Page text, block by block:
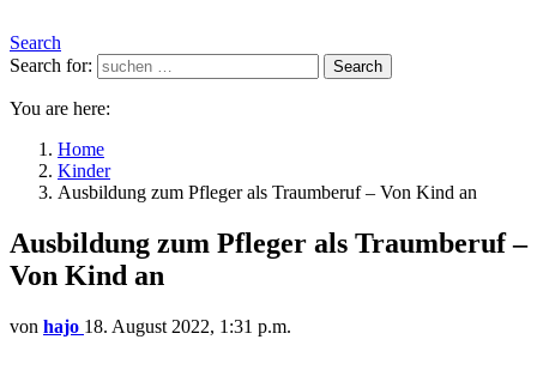
Search
Search for:
Search
You are here:
Home
Kinder
Ausbildung zum Pfleger als Traumberuf – Von Kind an
Ausbildung zum Pfleger als Traumberuf –
Von Kind an
von hajo 18. August 2022, 1:31 p.m.